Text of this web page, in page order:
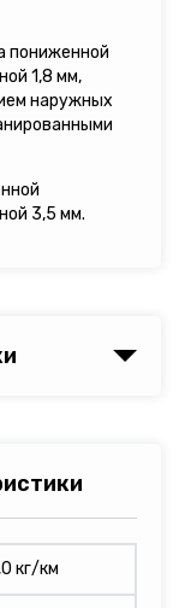
пониженной
1,8 мм,
наружных
3,5 мм.
кг/км